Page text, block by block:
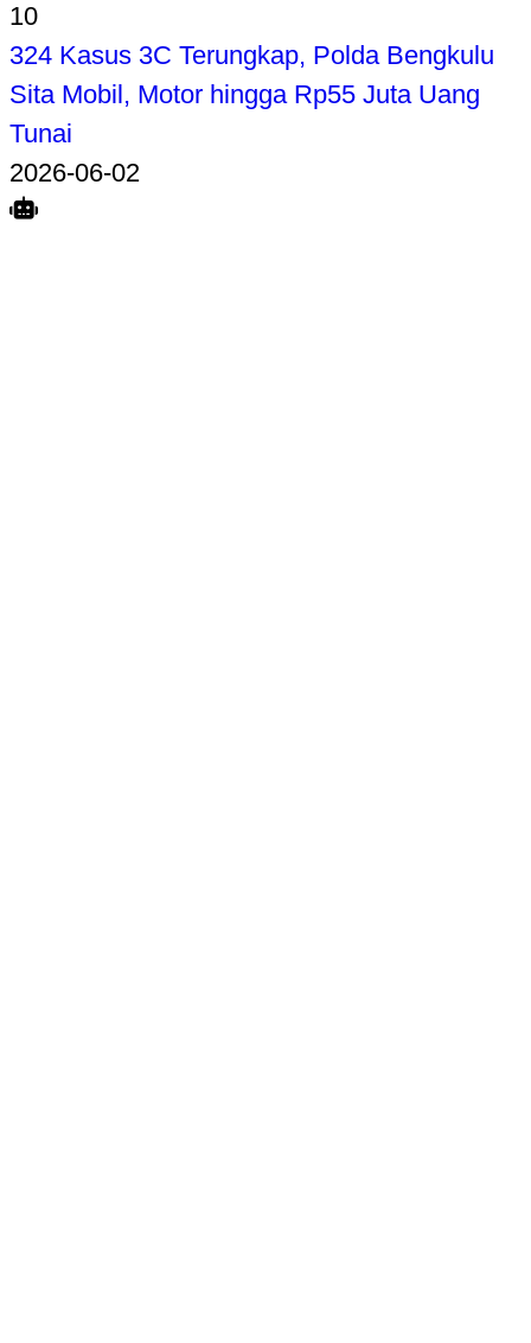
10
324 Kasus 3C Terungkap, Polda Bengkulu
Sita Mobil, Motor hingga Rp55 Juta Uang
Tunai
2026-06-02